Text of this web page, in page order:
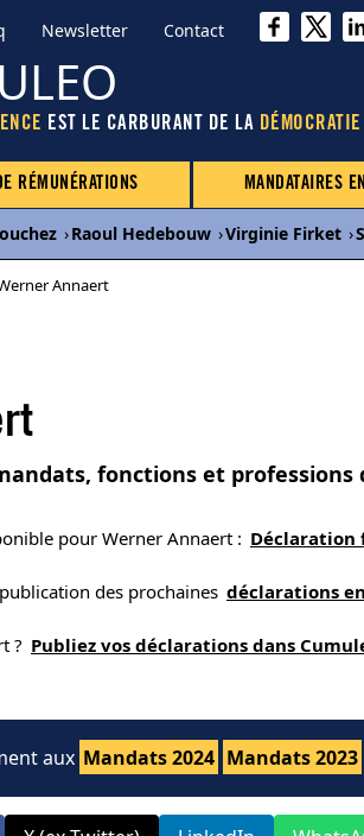
Newsletter Contact
EST LE CARBURANT DE LA DÉMOCRATIE
RÉMUNÉRATIONS MANDATAIRES
›Raoul Hedebouw ›Virginie Firket ›
Annaert
fonctions et professions
pour Werner Annaert : Déclaration
des prochaines déclarations
? Publiez vos déclarations dans
aux Mandats 2024 Mandats 2023